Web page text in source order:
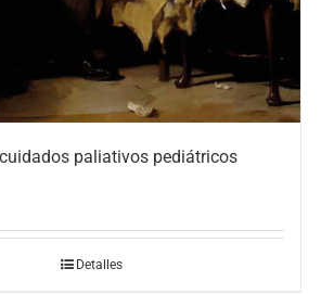
paliativos pediátricos
Detalles